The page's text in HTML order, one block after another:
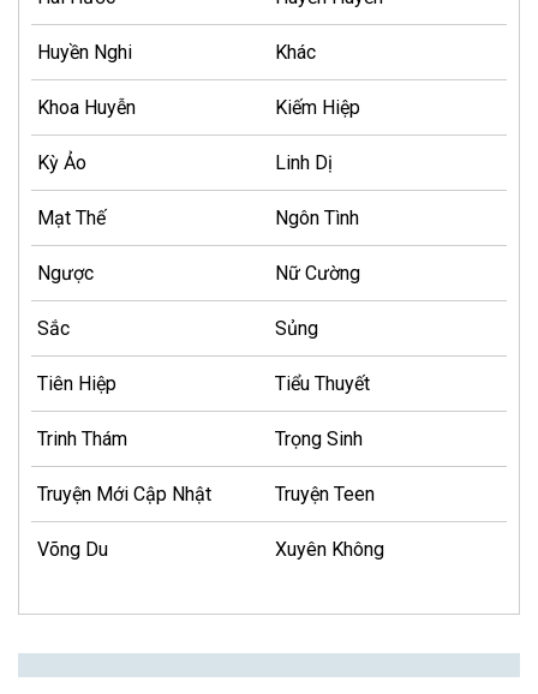
Huyền Nghi Khác
Khoa Huyễn Kiếm Hiệp
Kỳ Ảo Linh Dị
Mạt Thế Ngôn Tình
Ngược Nữ Cường
Sắc Sủng
Tiên Hiệp Tiểu Thuyết
Trinh Thám Trọng Sinh
Truyện Mới Cập Nhật Truyện Teen
Võng Du Xuyên Không